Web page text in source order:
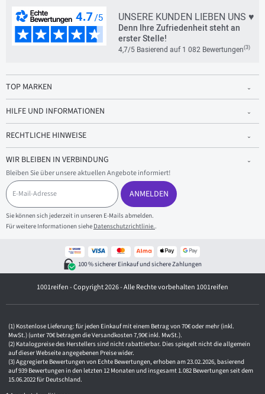
UNSERE KUNDEN LIEBEN UNS ♥
Denn Ihre Zufriedenheit steht an
erster Stelle!
4,7/5 Basierend auf 1 082 Bewertungen(3)
TOP MARKEN
HILFE UND INFORMATIONEN
RECHTLICHE HINWEISE
WIR BLEIBEN IN VERBINDUNG
Bleiben Sie über unsere aktuellen Angebote informiert!
E
-
M
a
i
l
e
ANMELDEN
Sie können sich jederzeit in unseren E-Mails abmelden.
Für weitere Informationen siehe Datenschutzrichtlinie..
100 % sicherer Einkauf und sichere Zahlungen
1001reifen - Copyright 2026 - Alle Rechte vorbehalten 1001reifen
Kostenlose Lieferung: für jeden Einkauf mit einem Betrag von 70€ oder mehr (inkl.
MwSt.) (unter 70€ betragen die Versandkosten 7,90€ inkl. MwSt.).
Katalogpreise des Herstellers sind nicht rabattierbar. Dies spiegelt nicht die allgemein
auf dieser Webseite angegebenen Preise wider.
Aggregierte Bewertungen von Echte Bewertungen, erhoben am 23.02.2026, basierend
auf 939 Bewertungen in den letzten 12 Monaten und insgesamt 1.082 Bewertungen seit dem
15.06.2022 für Deutschland.